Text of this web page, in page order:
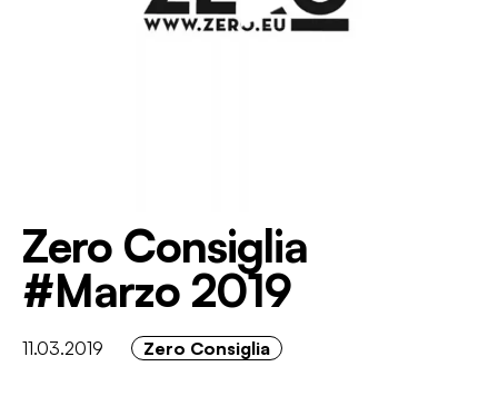
Zero Consiglia
#Marzo 2019
11.03.2019 Zero Consiglia